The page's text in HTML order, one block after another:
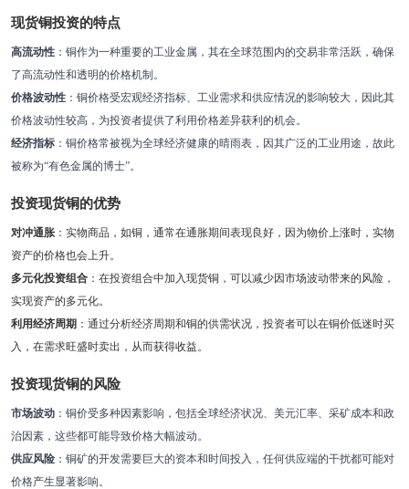
现货铜投资的特点
高流动性：铜作为一种重要的工业金属，其在全球范围内的交易非常活跃，确保
了高流动性和透明的价格机制。
价格波动性：铜价格受宏观经济指标、工业需求和供应情况的影响较大，因此其
价格波动性较高，为投资者提供了利用价格差异获利的机会。
经济指标：铜价格常被视为全球经济健康的晴雨表，因其广泛的工业用途，故此
被称为“有色金属的博士”。
投资现货铜的优势
对冲通胀：实物商品，如铜，通常在通胀期间表现良好，因为物价上涨时，实物
资产的价格也会上升。
多元化投资组合：在投资组合中加入现货铜，可以减少因市场波动带来的风险，
实现资产的多元化。
利用经济周期：通过分析经济周期和铜的供需状况，投资者可以在铜价低迷时买
入，在需求旺盛时卖出，从而获得收益。
投资现货铜的风险
市场波动：铜价受多种因素影响，包括全球经济状况、美元汇率、采矿成本和政
治因素，这些都可能导致价格大幅波动。
供应风险：铜矿的开发需要巨大的资本和时间投入，任何供应端的干扰都可能对
价格产生显著影响。